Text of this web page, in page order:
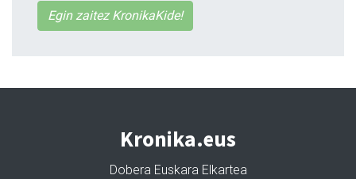
Egin zaitez KronikaKide!
Kronika.eus
Dobera Euskara Elkartea